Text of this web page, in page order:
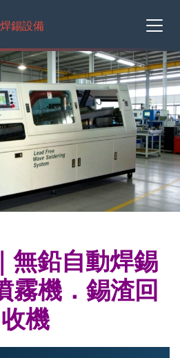
錫設備
無鉛自動焊錫
霧機．錫渣回
收機